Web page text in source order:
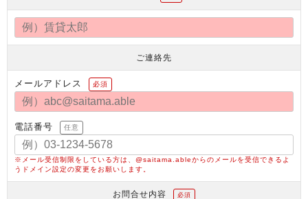
ご連絡先
メールアドレス 必須
電話番号 任意
※メール受信制限をしている方は、@saitama.ableからのメールを受信できるよ
うドメイン設定の変更をお願いします。
お問合せ内容 必須